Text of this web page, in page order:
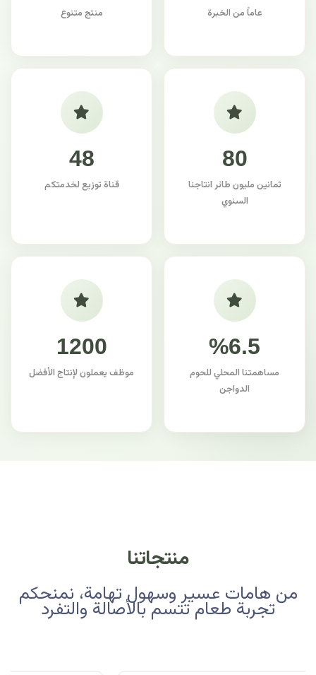
عاماً من الخبرة منتج متنوع
80
ثمانين مليون طائر انتاجنا
السنوي
48
قناة توزيع لخدمتكم
%6.5
مساهمتنا المحلي للحوم
الدواجن
1200
موظف يعملون لإنتاج الأفضل
منتجاتنا
من هامات عسير وسهول تهامة، نمنحكم
تجربة طعام تتسم بالأصالة والتفرد